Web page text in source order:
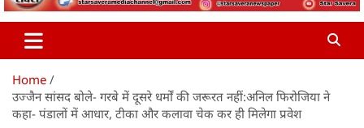
Home
उज्जैन सांसद बोले- गरबे में दूसरे धर्मों की जरूरत नहीं:अनिल फिरोजिया ने
कहा- पंडालों में आधार, टीका और कलावा चेक कर ही मिलेगा प्रवेश